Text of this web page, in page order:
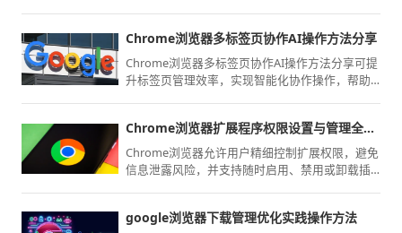
Chrome浏览器多标签页协作AI操作方法分享
Chrome浏览器多标签页协作AI操作方法分享可提
升标签页管理效率，实现智能化协作操作，帮助
Chrome浏览器扩展程序权限设置与管理全面解析
Chrome浏览器允许用户精细控制扩展权限，避免
信息泄露风险，并支持随时启用、禁用或卸载插
google浏览器下载管理优化实践操作方法